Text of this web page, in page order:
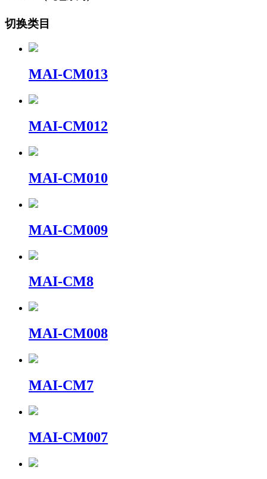
切换类目
MAI-CM013
MAI-CM012
MAI-CM010
MAI-CM009
MAI-CM8
MAI-CM008
MAI-CM7
MAI-CM007